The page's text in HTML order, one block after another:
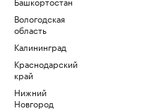
Вологодская
область
Калининград
Краснодарский
край
Нижний
Новгород